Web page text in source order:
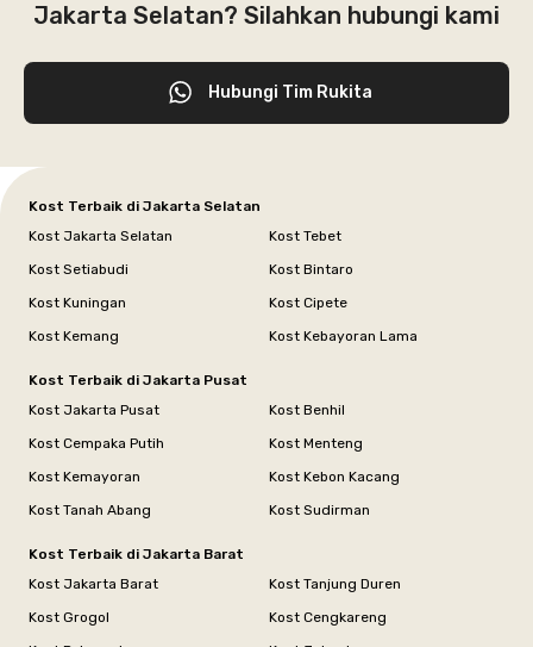
Jakarta Selatan? Silahkan hubungi kami
Hubungi Tim Rukita
Kost Terbaik di Jakarta Selatan
Kost Jakarta Selatan
Kost Tebet
Kost Setiabudi
Kost Bintaro
Kost Kuningan
Kost Cipete
Kost Kemang
Kost Kebayoran Lama
Kost Terbaik di Jakarta Pusat
Kost Jakarta Pusat
Kost Benhil
Kost Cempaka Putih
Kost Menteng
Kost Kemayoran
Kost Kebon Kacang
Kost Tanah Abang
Kost Sudirman
Kost Terbaik di Jakarta Barat
Kost Jakarta Barat
Kost Tanjung Duren
Kost Grogol
Kost Cengkareng